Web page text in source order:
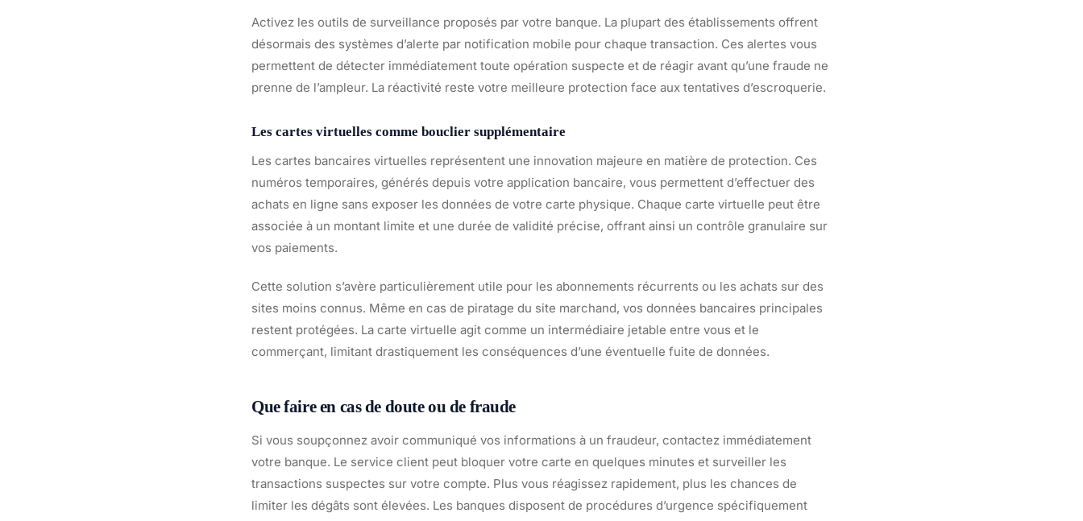
Activez les outils de surveillance proposés par votre banque. La plupart des établissements offrent
désormais des systèmes d’alerte par notification mobile pour chaque transaction. Ces alertes vous
permettent de détecter immédiatement toute opération suspecte et de réagir avant qu’une fraude ne
prenne de l’ampleur. La réactivité reste votre meilleure protection face aux tentatives d’escroquerie.
Les cartes virtuelles comme bouclier supplémentaire
Les cartes bancaires virtuelles représentent une innovation majeure en matière de protection. Ces
numéros temporaires, générés depuis votre application bancaire, vous permettent d’effectuer des
achats en ligne sans exposer les données de votre carte physique. Chaque carte virtuelle peut être
associée à un montant limite et une durée de validité précise, offrant ainsi un contrôle granulaire sur
vos paiements.
Cette solution s’avère particulièrement utile pour les abonnements récurrents ou les achats sur des
sites moins connus. Même en cas de piratage du site marchand, vos données bancaires principales
restent protégées. La carte virtuelle agit comme un intermédiaire jetable entre vous et le
commerçant, limitant drastiquement les conséquences d’une éventuelle fuite de données.
Que faire en cas de doute ou de fraude
Si vous soupçonnez avoir communiqué vos informations à un fraudeur, contactez immédiatement
votre banque. Le service client peut bloquer votre carte en quelques minutes et surveiller les
transactions suspectes sur votre compte. Plus vous réagissez rapidement, plus les chances de
limiter les dégâts sont élevées. Les banques disposent de procédures d’urgence spécifiquement